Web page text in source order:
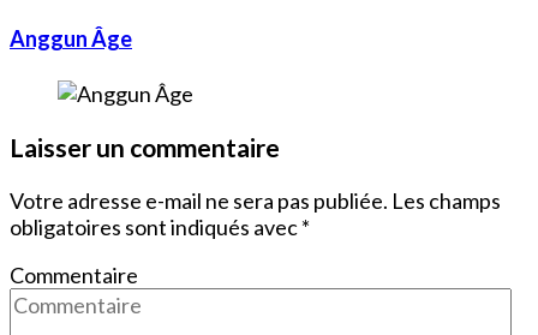
Anggun Âge
Laisser un commentaire
Votre adresse e-mail ne sera pas publiée. Les champs
obligatoires sont indiqués avec*
Commentaire